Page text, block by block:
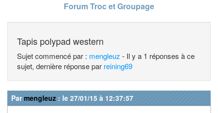
Forum Troc et Groupage
Tapis polypad western
Sujet commencé par : mengleuz - Il y a 1 réponses à ce
sujet, dernière réponse par reining69
Parmengleuz : le 27/01/15 à 12:37:57